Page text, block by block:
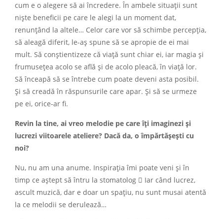
cum e o alegere să ai încredere. În ambele situaţii sunt
nişte beneficii pe care le alegi la un moment dat,
renunţând la altele… Celor care vor să schimbe percepţia,
să aleagă diferit, le-aş spune să se apropie de ei mai
mult. Să conştientizeze că viaţă sunt chiar ei, iar magia şi
frumuseţea acolo se află şi de acolo pleacă, în viaţă lor.
Să înceapă să se întrebe cum poate deveni asta posibil.
Şi să creadă în răspunsurile care apar. Şi să se urmeze
pe ei, orice-ar fi.
Revin la tine, ai vreo melodie pe care îţi imaginezi şi
lucrezi viitoarele ateliere? Dacă da, o împărtăşeşti cu
noi?
Nu, nu am una anume. Inspiraţia îmi poate veni şi în
timp ce aştept să întru la stomatolog  Iar când lucrez,
ascult muzică, dar e doar un spaţiu, nu sunt musai atentă
la ce melodii se derulează…